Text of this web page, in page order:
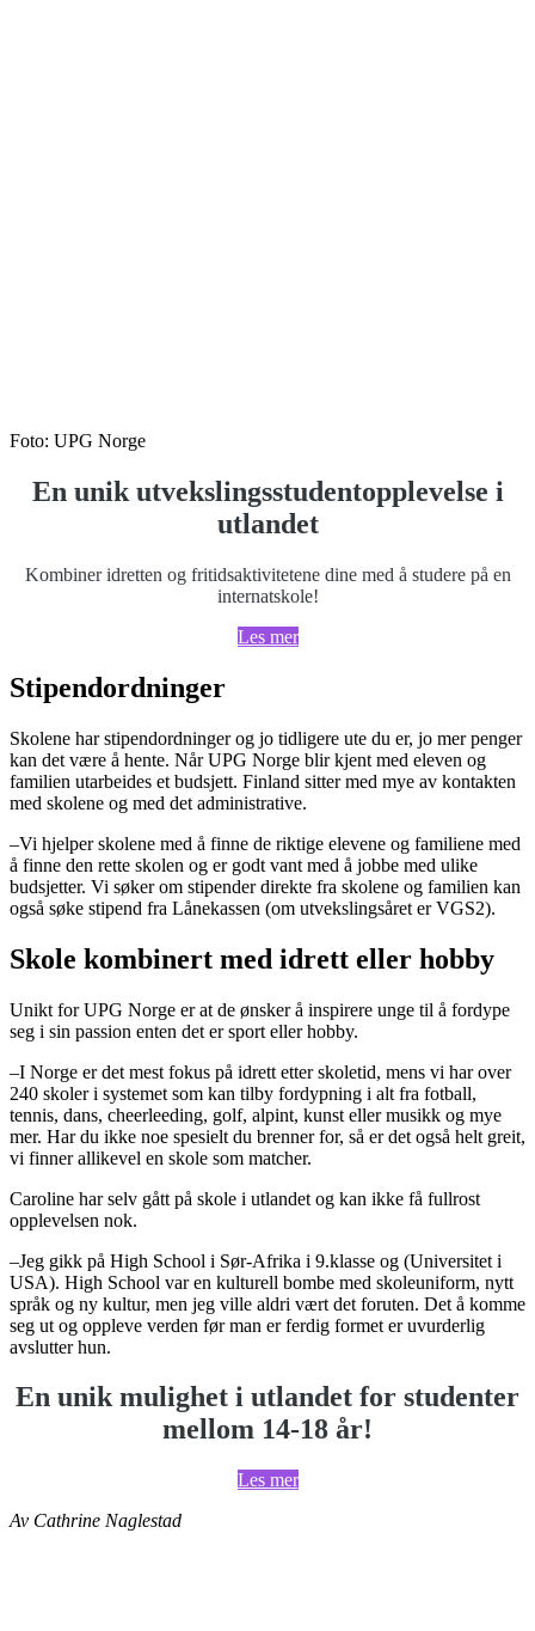
Foto: UPG Norge
En unik utvekslingsstudentopplevelse i
utlandet
Kombiner idretten og fritidsaktivitetene dine med å studere på en
internatskole!
Les mer
Stipendordninger
Skolene har stipendordninger og jo tidligere ute du er, jo mer penger
kan det være å hente. Når UPG Norge blir kjent med eleven og
familien utarbeides et budsjett. Finland sitter med mye av kontakten
med skolene og med det administrative.
–Vi hjelper skolene med å finne de riktige elevene og familiene med
å finne den rette skolen og er godt vant med å jobbe med ulike
budsjetter. Vi søker om stipender direkte fra skolene og familien kan
også søke stipend fra Lånekassen (om utvekslingsåret er VGS2).
Skole kombinert med idrett eller hobby
Unikt for UPG Norge er at de ønsker å inspirere unge til å fordype
seg i sin passion enten det er sport eller hobby.
–I Norge er det mest fokus på idrett etter skoletid, mens vi har over
240 skoler i systemet som kan tilby fordypning i alt fra fotball,
tennis, dans, cheerleeding, golf, alpint, kunst eller musikk og mye
mer. Har du ikke noe spesielt du brenner for, så er det også helt greit,
vi finner allikevel en skole som matcher.
Caroline har selv gått på skole i utlandet og kan ikke få fullrost
opplevelsen nok.
–Jeg gikk på High School i Sør-Afrika i 9.klasse og (Universitet i
USA). High School var en kulturell bombe med skoleuniform, nytt
språk og ny kultur, men jeg ville aldri vært det foruten. Det å komme
seg ut og oppleve verden før man er ferdig formet er uvurderlig
avslutter hun.
En unik mulighet i utlandet for studenter
mellom 14-18 år!
Les mer
Av Cathrine Naglestad